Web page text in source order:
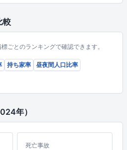
較
ごとのランキングで確認できます。
持ち家率
昼夜間人口比率
年）
死亡事故